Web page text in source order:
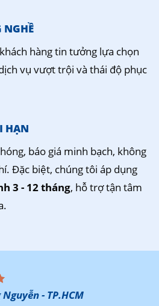
NGHỀ
hàng tin tưởng lựa chọn
vụ vượt trội và thái độ phục
HẠN
báo giá minh bạch, không
Đặc biệt, chúng tôi áp dụng
3 - 12 tháng, hỗ trợ tận tâm
- TP.HCM